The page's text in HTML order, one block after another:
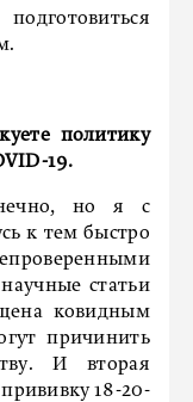
политику
19.
но я с
к тем быстро
статьи
ковидным
причинить
И вторая
18-20-